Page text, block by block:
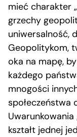
mieć charakter
grzechy
uniwersalność,
Geopolitykom,
oka na mapę,
każdego
mnogości
społeczeństwa
kształt jednej